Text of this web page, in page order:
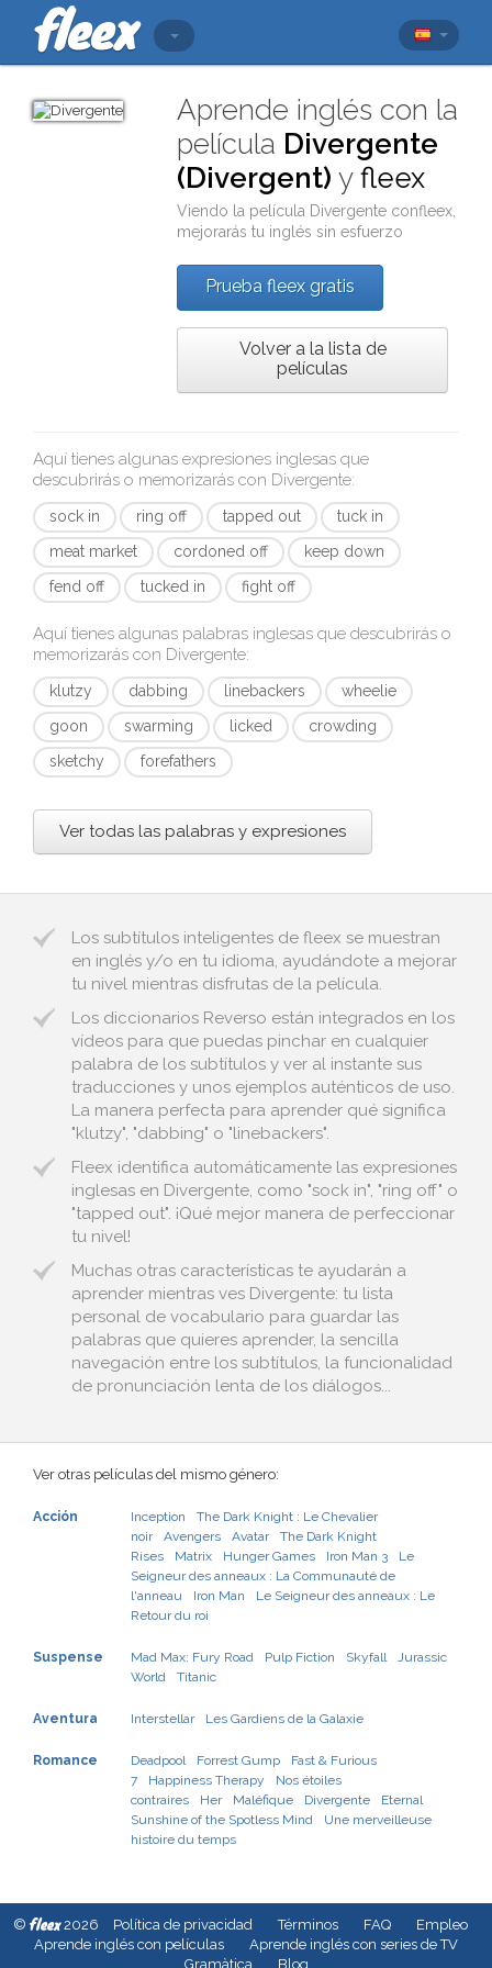
Aprende inglés con la
película Divergente
(Divergent) yfleex
Viendo la película Divergente confleex
mejorarás tu inglés sin esfuerzo
Prueba fleex gratis
Volver a la lista de
películas
Aquí tienes algunas expresiones inglesas que
descubrirás o memorizarás con Divergente:
sock in ring off tapped out
tuck in
meat market
cordoned off
keep down
fend off
tucked in fight off
Aquí tienes algunas palabras inglesas que descubrirás o
memorizarás con Divergente:
klutzy dabbing linebackers
wheelie
goon
swarming licked
crowding
sketchy
forefathers
Ver todas las palabras y expresiones
Los subtítulos inteligentes de fleex se muestran
en inglés y/o en tu idioma, ayudándote a mejorar
tu nivel mientras disfrutas de la película.
Los diccionarios Reverso están integrados en los
vídeos para que puedas pinchar en cualquier
palabra de los subtítulos y ver al instante sus
traducciones y unos ejemplos auténticos de uso.
La manera perfecta para aprender qué significa
"klutzy", "dabbing" o "linebackers".
Fleex identifica automáticamente las expresiones
inglesas en Divergente, como "sock in", "ring off" o
"tapped out". ¡Qué mejor manera de perfeccionar
tu nivel!
Muchas otras características te ayudarán a
aprender mientras ves Divergente: tu lista
personal de vocabulario para guardar las
palabras que quieres aprender, la sencilla
navegación entre los subtítulos, la funcionalidad
de pronunciación lenta de los diálogos...
Ver otras películas del mismo género:
Acción Inception
The Dark Knight : Le Chevalier
noir
Avengers Avatar
The Dark Knight
Rises
Matrix Hunger Games Iron Man 3
Le
Seigneur des anneaux : La Communauté de
l'anneau
Iron Man
Le Seigneur des anneaux : Le
Retour du roi
Suspense Mad Max: Fury Road Pulp Fiction Skyfall
Jurassic
World
Titanic
Aventura Interstellar Les Gardiens de la Galaxie
Romance Deadpool Forrest Gump
Fast & Furious
7
Happiness Therapy
Nos étoiles
contraires
Her Maléfique Divergente
Eternal
Sunshine of the Spotless Mind
Une merveilleuse
histoire du temps
© fleex2026 Política de privacidad Términos FAQ
Empleo
Aprende inglés con películas
Aprende inglés con series de TV
Gramàtica
Blog